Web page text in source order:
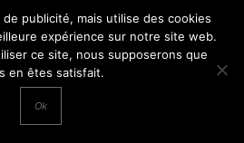
publicité, mais utilise des cookies
expérience sur notre site web.
ce site, nous supposerons que
en êtes satisfait.
Ok